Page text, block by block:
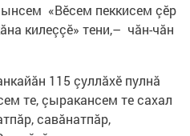
«Вӗсем пеккисем çӗр
килеççӗ» тени,– чăн-чăн
115 çуллăхӗ пулнă
те, çыракансем те сахал
савăнатпăр,